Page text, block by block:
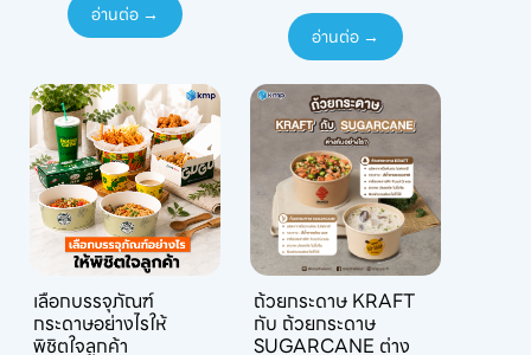
อ่านต่อ →
อ่านต่อ →
เลือกบรรจุภัณฑ์
กระดาษอย่างไรให้
พิชิตใจลูกค้า
ถ้วยกระดาษ KRAFT
กับ ถ้วยกระดาษ
SUGARCANE ต่าง